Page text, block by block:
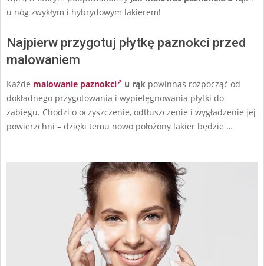
u nóg zwykłym i hybrydowym lakierem!
Najpierw przygotuj płytkę paznokci przed
malowaniem
Każde malowanie paznokci u rąk powinnaś rozpocząć od
dokładnego przygotowania i wypielęgnowania płytki do
zabiegu. Chodzi o oczyszczenie, odtłuszczenie i wygładzenie jej
powierzchni – dzięki temu nowo położony lakier będzie …